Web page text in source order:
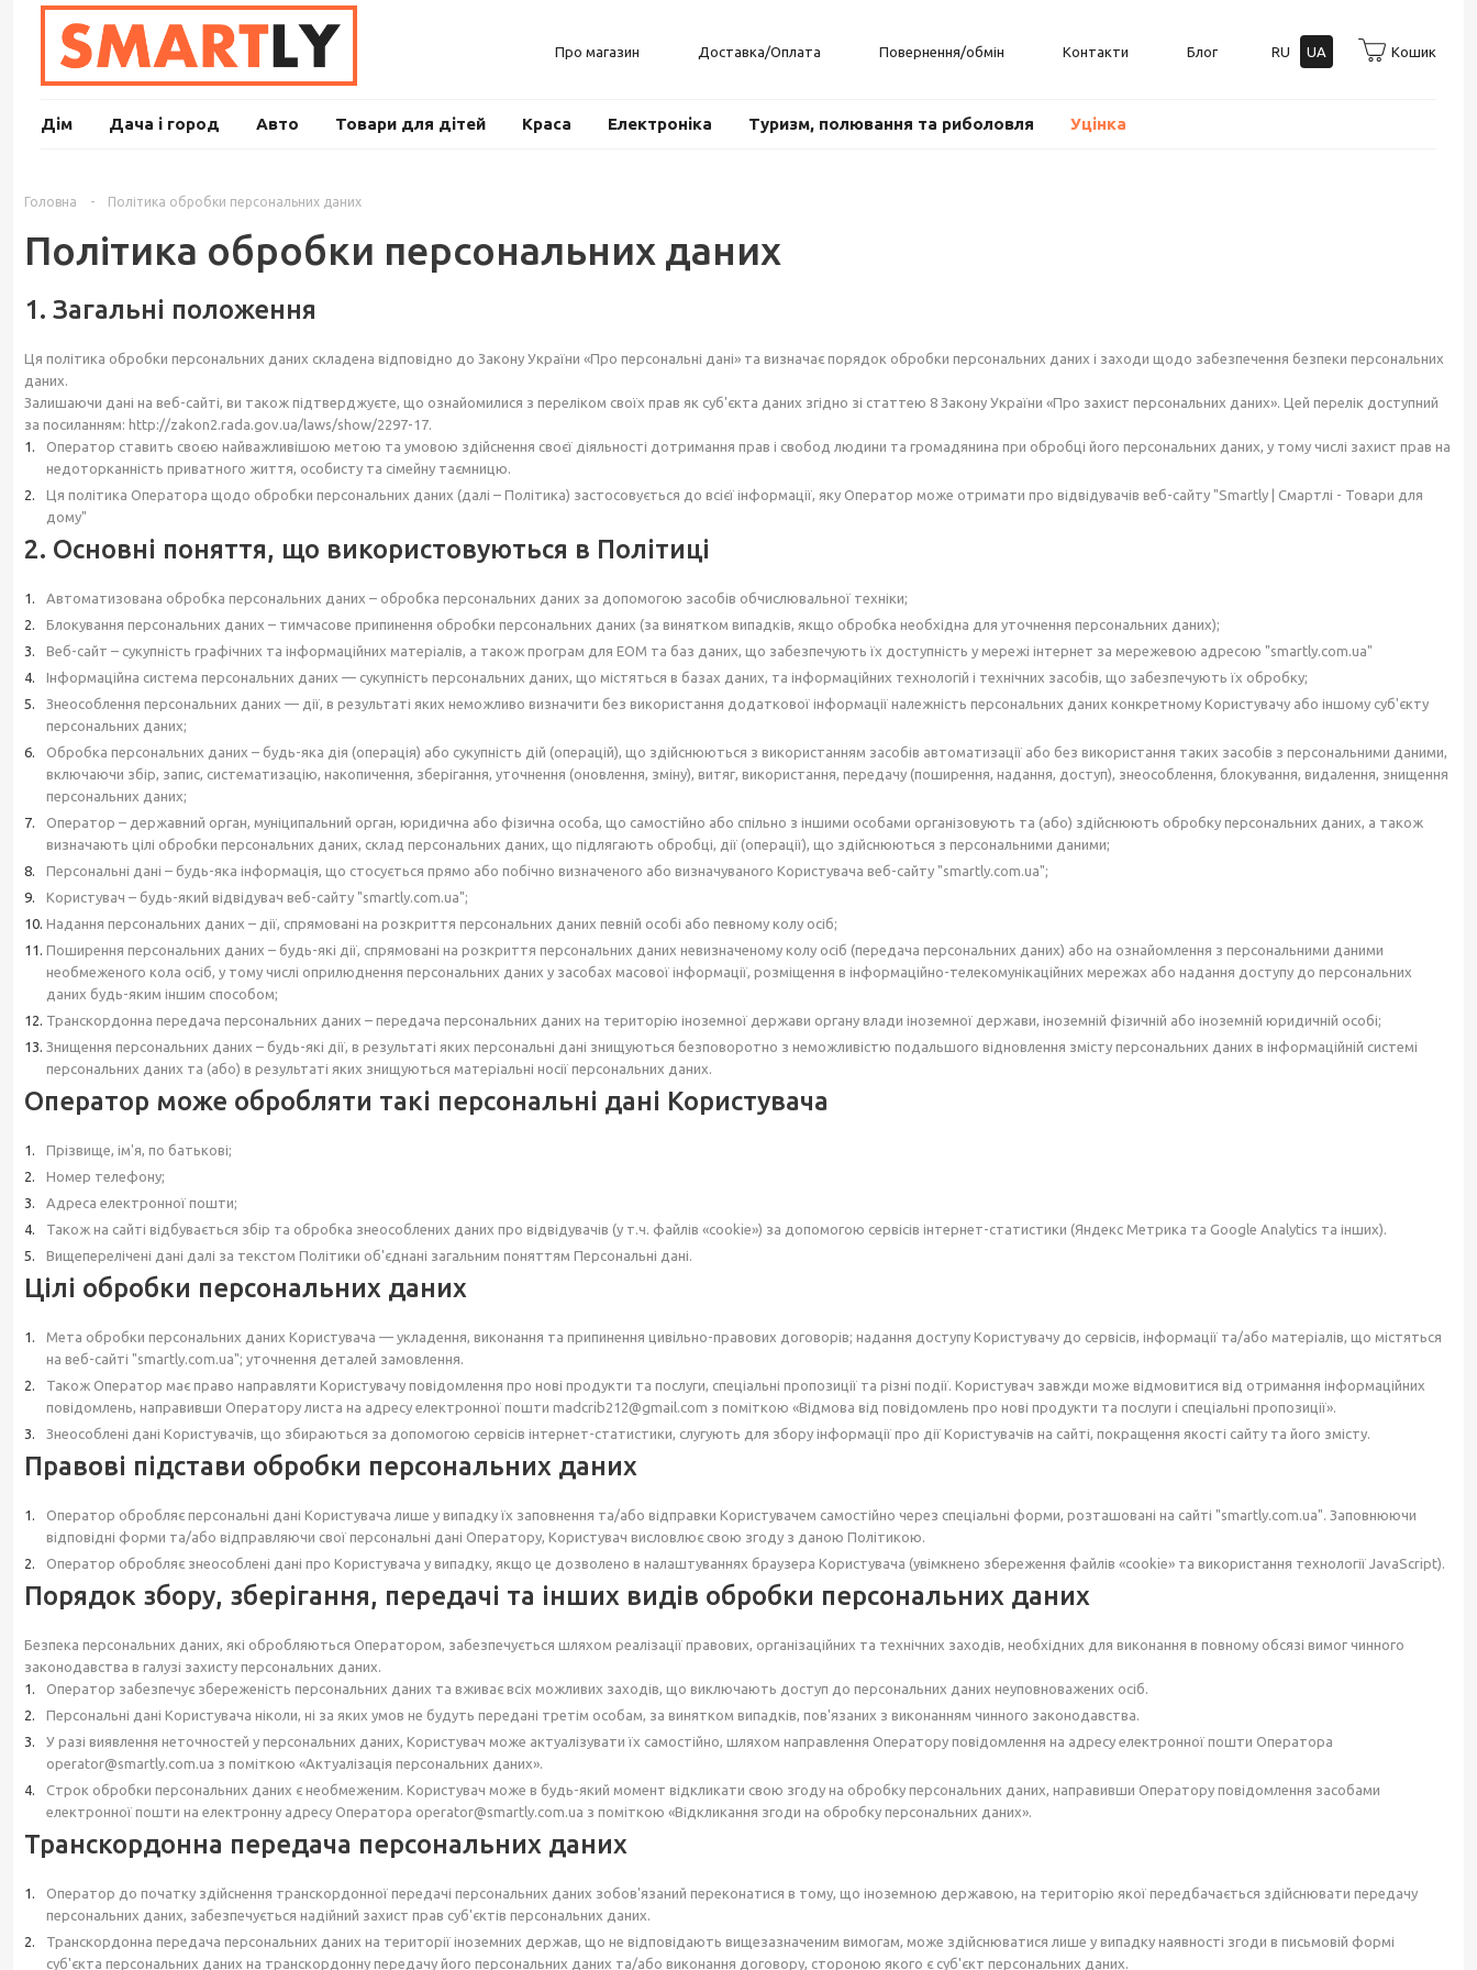
Про магазин Доставка/Оплата Повернення/обмін Контакти Блог RU UA Кошик
Дім Дача і город Авто Товари для дітей Краса Електроніка Туризм, полювання та риболовля Уцінка
Головна - Політика обробки персональних даних
Політика обробки персональних даних
1. Загальні положення
Ця політика обробки персональних даних складена відповідно до Закону України «Про персональні дані» та визначає порядок обробки персональних даних і заходи щодо забезпечення безпеки персональних
даних.
Залишаючи дані на веб-сайті, ви також підтверджуєте, що ознайомилися з переліком своїх прав як суб'єкта даних згідно зі статтею 8 Закону України «Про захист персональних даних». Цей перелік доступний
за посиланням: http://zakon2.rada.gov.ua/laws/show/2297-17.
Оператор ставить своєю найважливішою метою та умовою здійснення своєї діяльності дотримання прав і свобод людини та громадянина при обробці його персональних даних, у тому числі захист прав на
недоторканність приватного життя, особисту та сімейну таємницю.
Ця політика Оператора щодо обробки персональних даних (далі – Політика) застосовується до всієї інформації, яку Оператор може отримати про відвідувачів веб-сайту "Smartly | Смартлі - Товари для
дому"
2. Основні поняття, що використовуються в Політиці
Автоматизована обробка персональних даних – обробка персональних даних за допомогою засобів обчислювальної техніки;
Блокування персональних даних – тимчасове припинення обробки персональних даних (за винятком випадків, якщо обробка необхідна для уточнення персональних даних);
Веб-сайт – сукупність графічних та інформаційних матеріалів, а також програм для ЕОМ та баз даних, що забезпечують їх доступність у мережі інтернет за мережевою адресою "smartly.com.ua"
Інформаційна система персональних даних — сукупність персональних даних, що містяться в базах даних, та інформаційних технологій і технічних засобів, що забезпечують їх обробку;
Знеособлення персональних даних — дії, в результаті яких неможливо визначити без використання додаткової інформації належність персональних даних конкретному Користувачу або іншому суб'єкту
персональних даних;
Обробка персональних даних – будь-яка дія (операція) або сукупність дій (операцій), що здійснюються з використанням засобів автоматизації або без використання таких засобів з персональними даними,
включаючи збір, запис, систематизацію, накопичення, зберігання, уточнення (оновлення, зміну), витяг, використання, передачу (поширення, надання, доступ), знеособлення, блокування, видалення, знищення
персональних даних;
Оператор – державний орган, муніципальний орган, юридична або фізична особа, що самостійно або спільно з іншими особами організовують та (або) здійснюють обробку персональних даних, а також
визначають цілі обробки персональних даних, склад персональних даних, що підлягають обробці, дії (операції), що здійснюються з персональними даними;
Персональні дані – будь-яка інформація, що стосується прямо або побічно визначеного або визначуваного Користувача веб-сайту "smartly.com.ua";
Користувач – будь-який відвідувач веб-сайту "smartly.com.ua";
Надання персональних даних – дії, спрямовані на розкриття персональних даних певній особі або певному колу осіб;
Поширення персональних даних – будь-які дії, спрямовані на розкриття персональних даних невизначеному колу осіб (передача персональних даних) або на ознайомлення з персональними даними
необмеженого кола осіб, у тому числі оприлюднення персональних даних у засобах масової інформації, розміщення в інформаційно-телекомунікаційних мережах або надання доступу до персональних
даних будь-яким іншим способом;
Транскордонна передача персональних даних – передача персональних даних на територію іноземної держави органу влади іноземної держави, іноземній фізичній або іноземній юридичній особі;
Знищення персональних даних – будь-які дії, в результаті яких персональні дані знищуються безповоротно з неможливістю подальшого відновлення змісту персональних даних в інформаційній системі
персональних даних та (або) в результаті яких знищуються матеріальні носії персональних даних.
Оператор може обробляти такі персональні дані Користувача
Прізвище, ім'я, по батькові;
Номер телефону;
Адреса електронної пошти;
Також на сайті відбувається збір та обробка знеособлених даних про відвідувачів (у т.ч. файлів «cookie») за допомогою сервісів інтернет-статистики (Яндекс Метрика та Google Analytics та інших).
Вищеперелічені дані далі за текстом Політики об'єднані загальним поняттям Персональні дані.
Цілі обробки персональних даних
Мета обробки персональних даних Користувача — укладення, виконання та припинення цивільно-правових договорів; надання доступу Користувачу до сервісів, інформації та/або матеріалів, що містяться
на веб-сайті "smartly.com.ua"; уточнення деталей замовлення.
Також Оператор має право направляти Користувачу повідомлення про нові продукти та послуги, спеціальні пропозиції та різні події. Користувач завжди може відмовитися від отримання інформаційних
повідомлень, направивши Оператору листа на адресу електронної пошти madcrib212@gmail.com з поміткою «Відмова від повідомлень про нові продукти та послуги і спеціальні пропозиції».
Знеособлені дані Користувачів, що збираються за допомогою сервісів інтернет-статистики, слугують для збору інформації про дії Користувачів на сайті, покращення якості сайту та його змісту.
Правові підстави обробки персональних даних
Оператор обробляє персональні дані Користувача лише у випадку їх заповнення та/або відправки Користувачем самостійно через спеціальні форми, розташовані на сайті "smartly.com.ua". Заповнюючи
відповідні форми та/або відправляючи свої персональні дані Оператору, Користувач висловлює свою згоду з даною Політикою.
Оператор обробляє знеособлені дані про Користувача у випадку, якщо це дозволено в налаштуваннях браузера Користувача (увімкнено збереження файлів «cookie» та використання технології JavaScript).
Порядок збору, зберігання, передачі та інших видів обробки персональних даних
Безпека персональних даних, які обробляються Оператором, забезпечується шляхом реалізації правових, організаційних та технічних заходів, необхідних для виконання в повному обсязі вимог чинного
законодавства в галузі захисту персональних даних.
Оператор забезпечує збереженість персональних даних та вживає всіх можливих заходів, що виключають доступ до персональних даних неуповноважених осіб.
Персональні дані Користувача ніколи, ні за яких умов не будуть передані третім особам, за винятком випадків, пов'язаних з виконанням чинного законодавства.
У разі виявлення неточностей у персональних даних, Користувач може актуалізувати їх самостійно, шляхом направлення Оператору повідомлення на адресу електронної пошти Оператора
operator@smartly.com.ua з поміткою «Актуалізація персональних даних».
Строк обробки персональних даних є необмеженим. Користувач може в будь-який момент відкликати свою згоду на обробку персональних даних, направивши Оператору повідомлення засобами
електронної пошти на електронну адресу Оператора operator@smartly.com.ua з поміткою «Відкликання згоди на обробку персональних даних».
Транскордонна передача персональних даних
Оператор до початку здійснення транскордонної передачі персональних даних зобов'язаний переконатися в тому, що іноземною державою, на територію якої передбачається здійснювати передачу
персональних даних, забезпечується надійний захист прав суб'єктів персональних даних.
Транскордонна передача персональних даних на території іноземних держав, що не відповідають вищезазначеним вимогам, може здійснюватися лише у випадку наявності згоди в письмовій формі
суб'єкта персональних даних на транскордонну передачу його персональних даних та/або виконання договору, стороною якого є суб'єкт персональних даних.